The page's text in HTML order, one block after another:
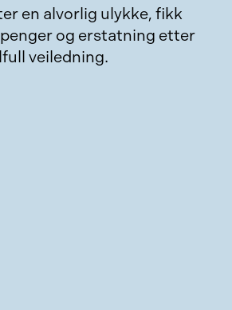
en alvorlig ulykke, fikk
og erstatning etter
veiledning.